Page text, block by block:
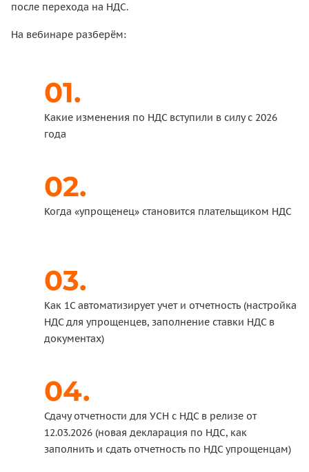
после перехода на НДС.
На вебинаре разберём:
Какие изменения по НДС вступили в силу с 2026
года
Когда «упрощенец» становится плательщиком НДС
Как 1С автоматизирует учет и отчетность (настройка
НДС для упрощенцев, заполнение ставки НДС в
документах)
Сдачу отчетности для УСН с НДС в релизе от
12.03.2026 (новая декларация по НДС, как
заполнить и сдать отчетность по НДС упрощенцам)